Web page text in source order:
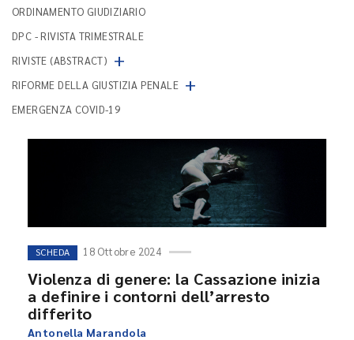
ORDINAMENTO GIUDIZIARIO
DPC - RIVISTA TRIMESTRALE
RIVISTE (ABSTRACT) +
RIFORME DELLA GIUSTIZIA PENALE +
EMERGENZA COVID-19
SCHEDA 18 Ottobre 2024
Violenza di genere: la Cassazione inizia
a definire i contorni dell’arresto
differito
Antonella Marandola